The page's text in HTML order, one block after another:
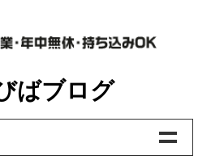
ばブログ